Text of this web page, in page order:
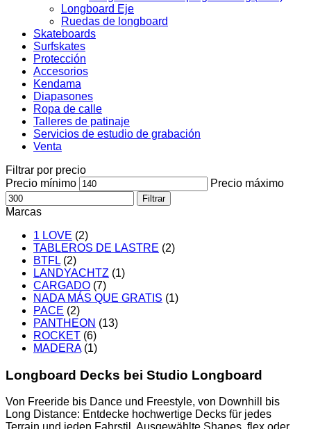
Longboard Eje
Ruedas de longboard
Skateboards
Surfskates
Protección
Accesorios
Kendama
Diapasones
Ropa de calle
Talleres de patinaje
Servicios de estudio de grabación
Venta
Filtrar por precio
Precio mínimo
Precio máximo
Filtrar
Marcas
1 LOVE (2)
TABLEROS DE LASTRE (2)
BTFL (2)
LANDYACHTZ (1)
CARGADO (7)
NADA MÁS QUE GRATIS (1)
PACE (2)
PANTHEON (13)
ROCKET (6)
MADERA (1)
Longboard Decks bei Studio Longboard
Von Freeride bis Dance und Freestyle, von Downhill bis
Long Distance: Entdecke hochwertige Decks für jedes